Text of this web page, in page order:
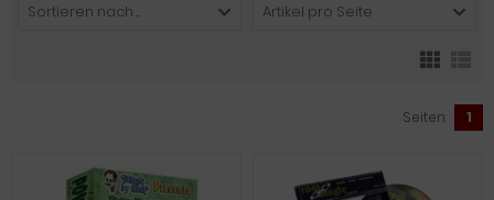
Sortieren nach ... Artikel pro Seite
Seiten: 1